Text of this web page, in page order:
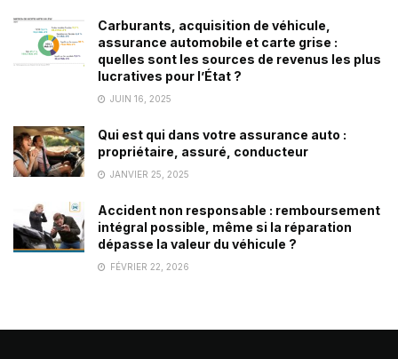
Carburants, acquisition de véhicule,
assurance automobile et carte grise :
quelles sont les sources de revenus les plus
lucratives pour l’État ?
JUIN 16, 2025
Qui est qui dans votre assurance auto :
propriétaire, assuré, conducteur
JANVIER 25, 2025
Accident non responsable : remboursement
intégral possible, même si la réparation
dépasse la valeur du véhicule ?
FÉVRIER 22, 2026